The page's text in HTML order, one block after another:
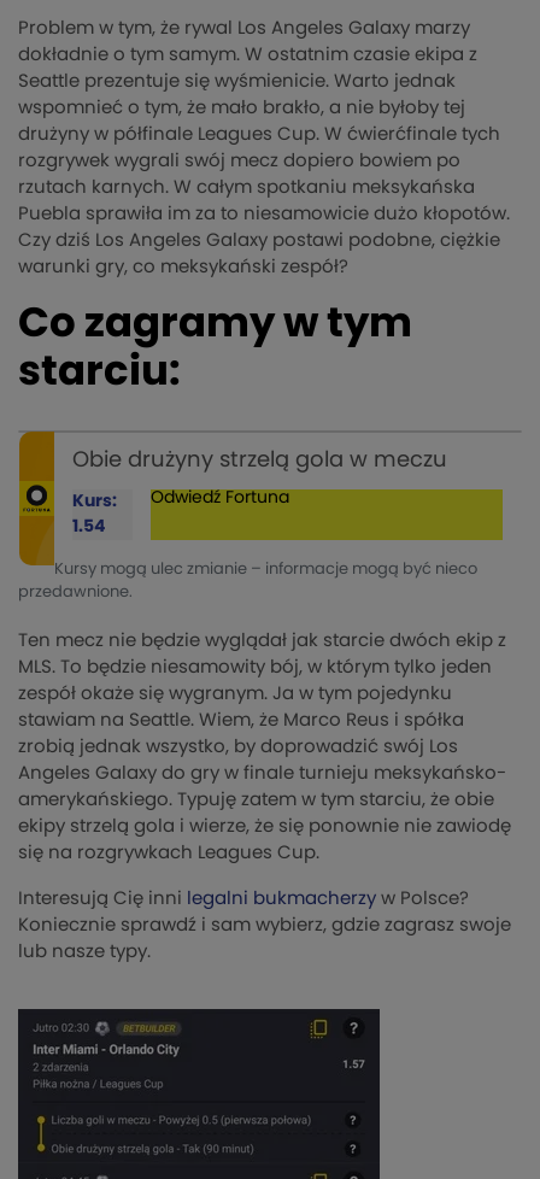
Problem w tym, że rywal Los Angeles Galaxy marzy
dokładnie o tym samym. W ostatnim czasie ekipa z
Seattle prezentuje się wyśmienicie. Warto jednak
wspomnieć o tym, że mało brakło, a nie byłoby tej
drużyny w półfinale Leagues Cup. W ćwierćfinale tych
rozgrywek wygrali swój mecz dopiero bowiem po
rzutach karnych. W całym spotkaniu meksykańska
Puebla sprawiła im za to niesamowicie dużo kłopotów.
Czy dziś Los Angeles Galaxy postawi podobne, ciężkie
warunki gry, co meksykański zespół?
Co zagramy w tym
starciu:
Obie drużyny strzelą gola w meczu
Kurs:
1.54
Odwiedź Fortuna
Kursy mogą ulec zmianie – informacje mogą być nieco
przedawnione.
Ten mecz nie będzie wyglądał jak starcie dwóch ekip z
MLS. To będzie niesamowity bój, w którym tylko jeden
zespół okaże się wygranym. Ja w tym pojedynku
stawiam na Seattle. Wiem, że Marco Reus i spółka
zrobią jednak wszystko, by doprowadzić swój Los
Angeles Galaxy do gry w finale turnieju meksykańsko-
amerykańskiego. Typuję zatem w tym starciu, że obie
ekipy strzelą gola i wierze, że się ponownie nie zawiodę
się na rozgrywkach Leagues Cup.
Interesują Cię inni legalni bukmacherzy w Polsce?
Koniecznie sprawdź i sam wybierz, gdzie zagrasz swoje
lub nasze typy.